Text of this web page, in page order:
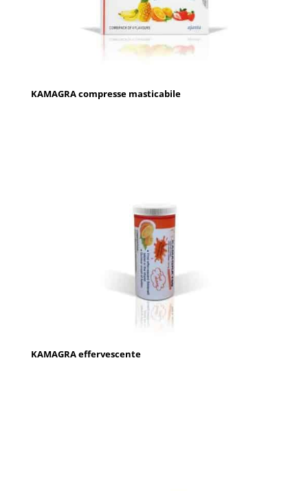
KAMAGRA compresse masticabile
KAMAGRA effervescente